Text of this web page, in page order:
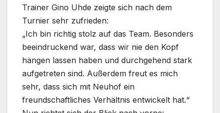
Trainer Gino Uhde zeigte sich nach dem
Turnier sehr zufrieden:
„Ich bin richtig stolz auf das Team. Besonders
beeindruckend war, dass wir nie den Kopf
hängen lassen haben und durchgehend stark
aufgetreten sind. Außerdem freut es mich
sehr, dass sich mit Neuhof ein
freundschaftliches Verhältnis entwickelt hat.“